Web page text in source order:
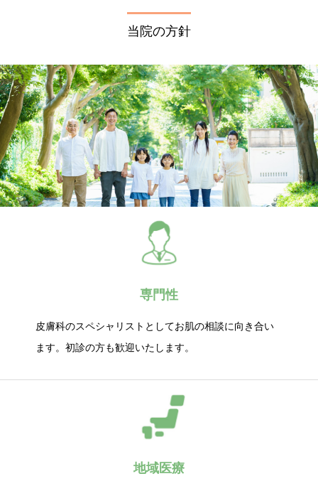
当院の方針
専門性
皮膚科のスペシャリストとしてお肌の相談に向き合い
ます。初診の方も歓迎いたします。
地域医療